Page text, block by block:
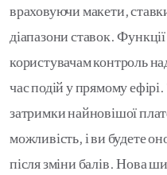
враховуючи макети,
діапазони ставок.
користувачам контроль
час подій у прямому
затримки найновішої
можливість, і ви будете
після зміни балів. Нова